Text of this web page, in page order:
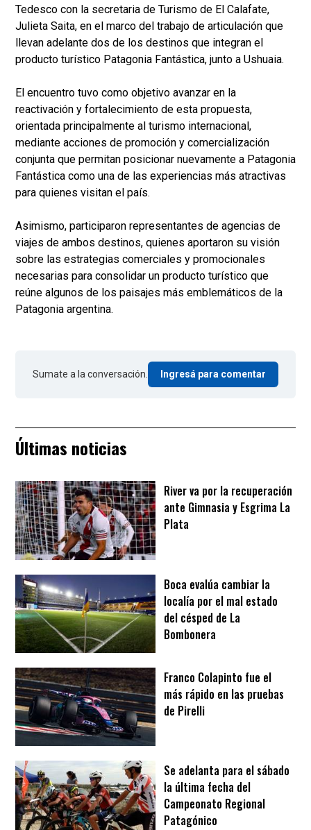
Tedesco con la secretaria de Turismo de El Calafate,
Julieta Saita, en el marco del trabajo de articulación que
llevan adelante dos de los destinos que integran el
producto turístico Patagonia Fantástica, junto a Ushuaia.
El encuentro tuvo como objetivo avanzar en la
reactivación y fortalecimiento de esta propuesta,
orientada principalmente al turismo internacional,
mediante acciones de promoción y comercialización
conjunta que permitan posicionar nuevamente a Patagonia
Fantástica como una de las experiencias más atractivas
para quienes visitan el país.
Asimismo, participaron representantes de agencias de
viajes de ambos destinos, quienes aportaron su visión
sobre las estrategias comerciales y promocionales
necesarias para consolidar un producto turístico que
reúne algunos de los paisajes más emblemáticos de la
Patagonia argentina.
Sumate a la conversación. Ingresá para comentar
Últimas noticias
River va por la recuperación
ante Gimnasia y Esgrima La
Plata
Boca evalúa cambiar la
localía por el mal estado
del césped de La
Bombonera
Franco Colapinto fue el
más rápido en las pruebas
de Pirelli
Se adelanta para el sábado
la última fecha del
Campeonato Regional
Patagónico